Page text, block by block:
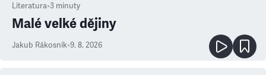
Literatura•3 minuty
Malé velké dějiny
Jakub Rákosník•9. 8. 2026